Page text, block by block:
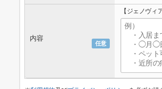
任意
内容
【ジェノヴィ